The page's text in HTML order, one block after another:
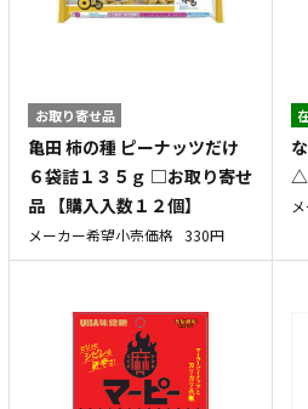
お取り寄せ品
亀田 柿の種 ピーナッツだけ
６袋詰１３５ｇ □お取り寄せ
品 【購入入数１２個】
メーカー希望小売価格 330円
△